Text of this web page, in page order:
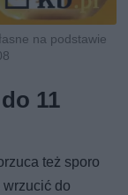
na podstawie
11
też sporo
do